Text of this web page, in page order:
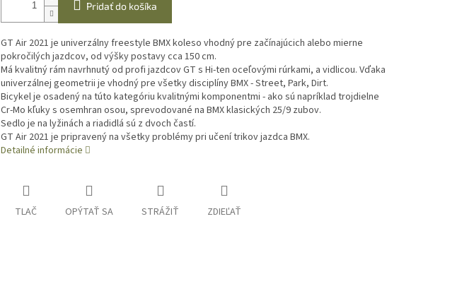
Pridať do košíka
GT Air 2021 je univerzálny freestyle BMX koleso vhodný pre začínajúcich alebo mierne
pokročilých jazdcov, od výšky postavy cca 150 cm.
Má kvalitný rám navrhnutý od profi jazdcov GT s Hi-ten oceľovými rúrkami, a vidlicou. Vďaka
univerzálnej geometrii je vhodný pre všetky disciplíny BMX - Street, Park, Dirt.
Bicykel je osadený na túto kategóriu kvalitnými komponentmi - ako sú napríklad trojdielne
Cr-Mo kľuky s osemhran osou, sprevodované na BMX klasických 25/9 zubov.
Sedlo je na lyžinách a riadidlá sú z dvoch častí.
GT Air 2021 je pripravený na všetky problémy pri učení trikov jazdca BMX.
Detailné informácie
TLAČ OPÝTAŤ SA STRÁŽIŤ ZDIEĽAŤ